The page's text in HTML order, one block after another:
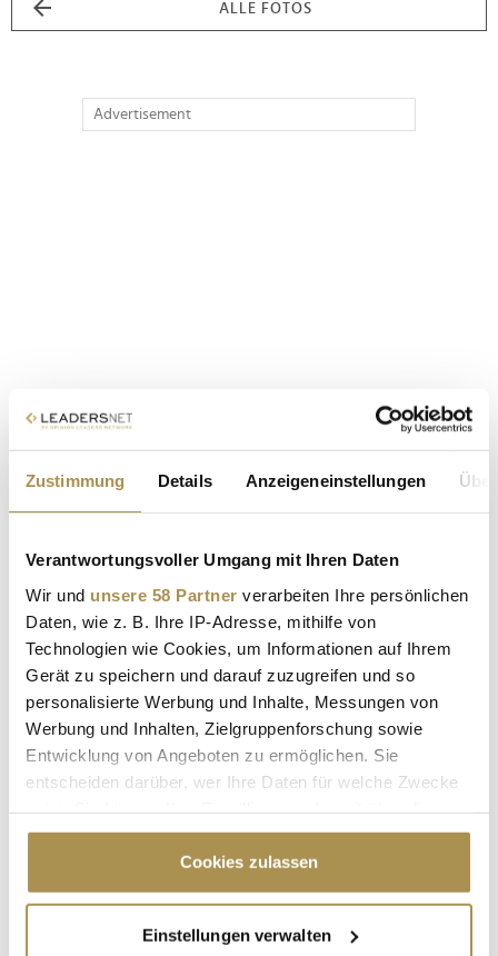
Zustimmung Details Anzeigeneinstellungen
Verantwortungsvoller Umgang mit Ihren Daten
Wir und unsere 58 Partner verarbeiten Ihre persönlichen
Daten, wie z. B. Ihre IP-Adresse, mithilfe von
Technologien wie Cookies, um Informationen auf Ihrem
Gerät zu speichern und darauf zuzugreifen und so
personalisierte Werbung und Inhalte, Messungen von
Werbung und Inhalten, Zielgruppenforschung sowie
Entwicklung von Angeboten zu ermöglichen. Sie
entscheiden darüber, wer Ihre Daten für welche Zwecke
Cookie-Erklärung oder durch Klicken auf das Privacy
Trigger Symbol ändern oder widerrufen
Informationen über Ihre geografische Lage
Cookies zulassen
Einstellungen verwalten
ALLE FOTOS
Advertisement